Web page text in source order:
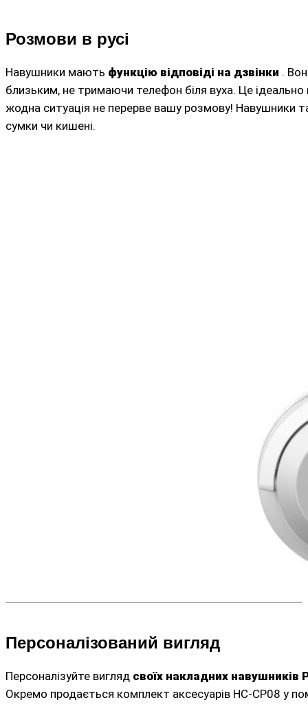
Розмови в русі
Навушники мають функцію відповіді на дзвінки .
близьким, не тримаючи телефон біля вуха. Це
жодна ситуація не перерве вашу розмову! Навушники
сумки чи кишені.
Персоналізований вигляд
Персоналізуйте вигляд своїх накладних навушників
Окремо продається комплект аксесуарів HC-CP08 у